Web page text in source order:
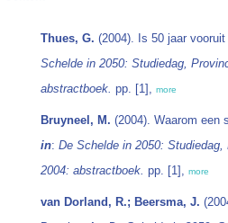
Thues, G. (2004). Is 50 jaar
Schelde in 2050: Studiedag,
abstractboek. pp. [1], more
Bruyneel, M. (2004). Waarom een
in: De Schelde in 2050:
2004: abstractboek. pp. [1], more
van Dorland, R.; Beersma, J.